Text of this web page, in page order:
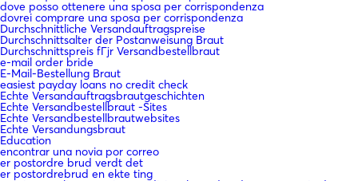
dove posso ottenere una sposa per corrispondenza
dovrei comprare una sposa per corrispondenza
Durchschnittliche Versandauftragspreise
Durchschnittsalter der Postanweisung Braut
Durchschnittspreis fГјr Versandbestellbraut
e-mail order bride
E-Mail-Bestellung Braut
easiest payday loans no credit check
Echte Versandauftragsbrautgeschichten
Echte Versandbestellbraut -Sites
Echte Versandbestellbrautwebsites
Echte Versandungsbraut
Education
encontrar una novia por correo
er postordre brud verdt det
er postordrebrud en ekte ting